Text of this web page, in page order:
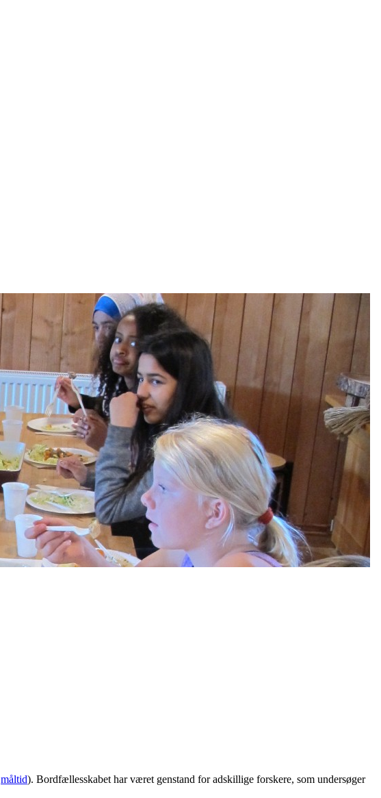
måltid). Bordfællesskabet har været genstand for adskillige forskere, som undersøger